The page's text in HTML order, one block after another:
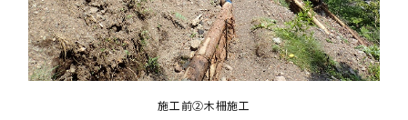
施工前②木柵施工